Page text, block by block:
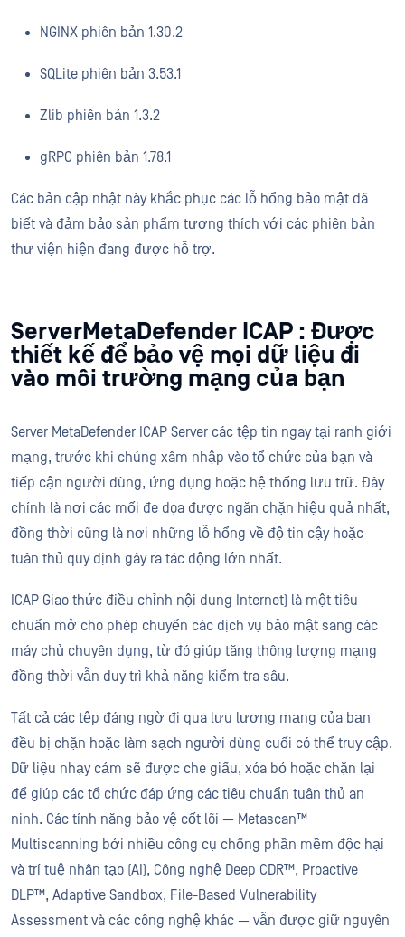
NGINX phiên bản 1.30.2
SQLite phiên bản 3.53.1
Zlib phiên bản 1.3.2
gRPC phiên bản 1.78.1
Các bản cập nhật này khắc phục các lỗ hổng bảo mật đã
biết và đảm bảo sản phẩm tương thích với các phiên bản
thư viện hiện đang được hỗ trợ.
ServerMetaDefender ICAP : Được
thiết kế để bảo vệ mọi dữ liệu đi
vào môi trường mạng của bạn
Server MetaDefender ICAP Server các tệp tin ngay tại ranh giới
mạng, trước khi chúng xâm nhập vào tổ chức của bạn và
tiếp cận người dùng, ứng dụng hoặc hệ thống lưu trữ. Đây
chính là nơi các mối đe dọa được ngăn chặn hiệu quả nhất,
đồng thời cũng là nơi những lỗ hổng về độ tin cậy hoặc
tuân thủ quy định gây ra tác động lớn nhất.
ICAP Giao thức điều chỉnh nội dung Internet) là một tiêu
chuẩn mở cho phép chuyển các dịch vụ bảo mật sang các
máy chủ chuyên dụng, từ đó giúp tăng thông lượng mạng
đồng thời vẫn duy trì khả năng kiểm tra sâu.
Tất cả các tệp đáng ngờ đi qua lưu lượng mạng của bạn
đều bị chặn hoặc làm sạch người dùng cuối có thể truy cập.
Dữ liệu nhạy cảm sẽ được che giấu, xóa bỏ hoặc chặn lại
để giúp các tổ chức đáp ứng các tiêu chuẩn tuân thủ an
ninh. Các tính năng bảo vệ cốt lõi — Metascan™
Multiscanning bởi nhiều công cụ chống phần mềm độc hại
và trí tuệ nhân tạo (AI), Công nghệ Deep CDR™, Proactive
DLP™, Adaptive Sandbox, File-Based Vulnerability
Assessment và các công nghệ khác — vẫn được giữ nguyên